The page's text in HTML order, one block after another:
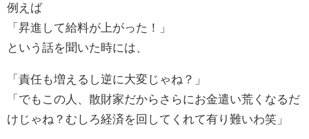
例えば
「昇進して給料が上がった！」
という話を聞いた時には、
「責任も増えるし逆に大変じゃね？」
「でもこの人、散財家だからさらにお金遣い荒くなるだ
けじゃね？むしろ経済を回してくれて有り難いわ笑」